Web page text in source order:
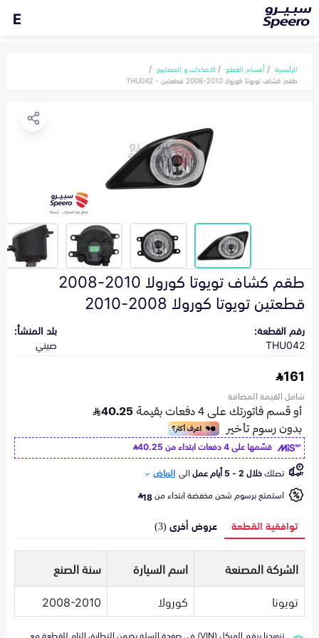
E
الرئيسية أقسام القطع
الاضاءات و المصابيح
طقم كشاف تويوتا كورولا 2010-2008 قطعتين - THU042
طقم كشاف تويوتا كورولا 2010-2008
قطعتين تويوتا كورولا 2008-2010
رقم القطعة:
THU042
بلد المنشأ:
صيني
161
شامل القيمة المضافة
قسّمها على 4 دفعات ابتداء من
40.25
تصلكخلال 2 - 5 أيام عمل الى الرياض
استمتع برسوم شحن مخفضة ابتداء من18
توافقية القطعة عروض أخرى (3)
الشركة المصنعة اسم السيارة
سنة الصنع
تويوتا
كورولا 2008-2010
تزويدنا برقم الهيكل (VIN) في صفحة السلة يضمن التطابق التام للقطعة مع